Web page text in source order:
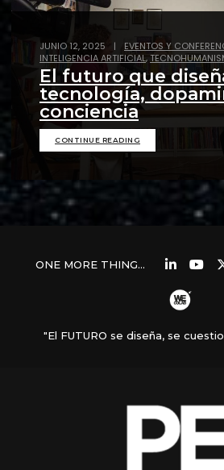
JUNIO 12, 2025 | EVENTOS Y
INTELIGENCIA ARTIFICIAL,
El futuro que
tecnología,
conciencia
CONTINUE READING
ONE MORE THING...
"El FUTURO se diseña, se